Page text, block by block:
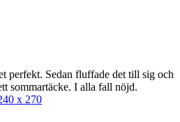
perfekt. Sedan fluffade det till sig och
sommartäcke. I alla fall nöjd.
x 270